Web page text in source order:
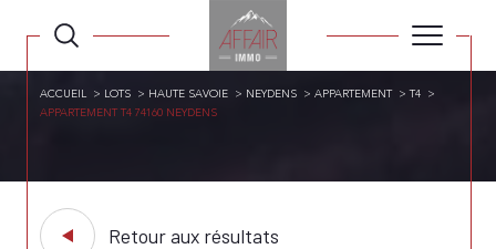
ACCUEIL LOTS HAUTE SAVOIE NEYDENS APPARTEMENT
T4
APPARTEMENT T4 74160 NEYDENS
Retour aux résultats